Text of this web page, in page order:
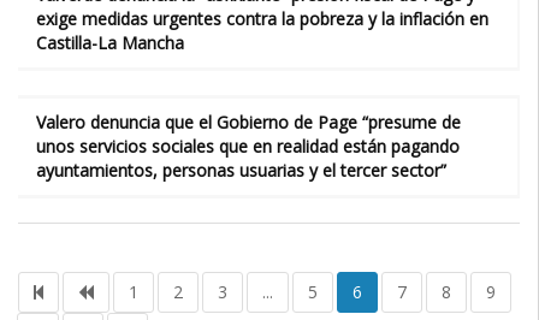
exige medidas urgentes contra la pobreza y la inflación en
Castilla-La Mancha
Valero denuncia que el Gobierno de Page “presume de
unos servicios sociales que en realidad están pagando
ayuntamientos, personas usuarias y el tercer sector”
1 2 3 ... 5 6 7 8
9